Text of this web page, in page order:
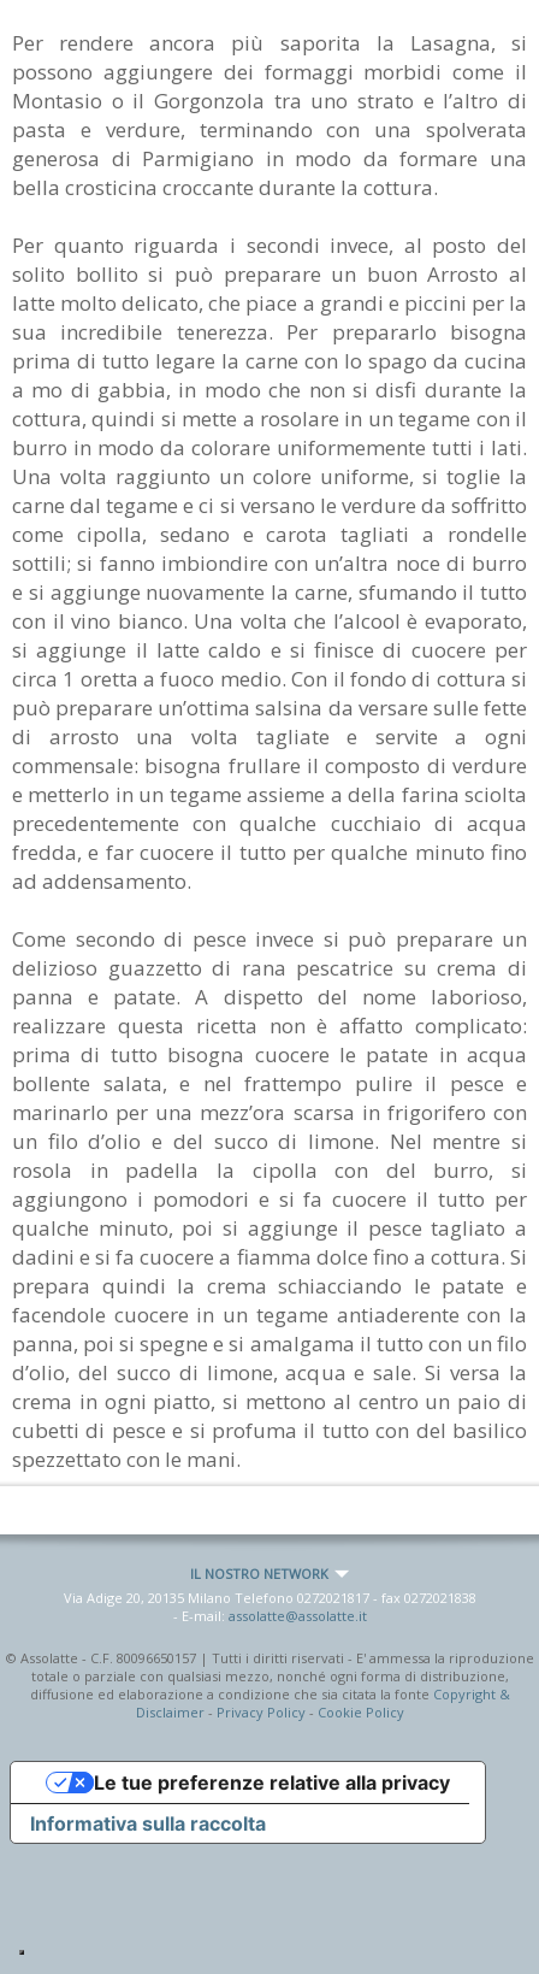
Per rendere ancora più saporita la Lasagna, si
possono aggiungere dei formaggi morbidi come il
Montasio o il Gorgonzola tra uno strato e l’altro di
pasta e verdure, terminando con una spolverata
generosa di Parmigiano in modo da formare una
bella crosticina croccante durante la cottura.
Per quanto riguarda i secondi invece, al posto del
solito bollito si può preparare un buon Arrosto al
latte molto delicato, che piace a grandi e piccini per la
sua incredibile tenerezza. Per prepararlo bisogna
prima di tutto legare la carne con lo spago da cucina
a mo di gabbia, in modo che non si disfi durante la
cottura, quindi si mette a rosolare in un tegame con il
burro in modo da colorare uniformemente tutti i lati.
Una volta raggiunto un colore uniforme, si toglie la
carne dal tegame e ci si versano le verdure da soffritto
come cipolla, sedano e carota tagliati a rondelle
sottili; si fanno imbiondire con un’altra noce di burro
e si aggiunge nuovamente la carne, sfumando il tutto
con il vino bianco. Una volta che l’alcool è evaporato,
si aggiunge il latte caldo e si finisce di cuocere per
circa 1 oretta a fuoco medio. Con il fondo di cottura si
può preparare un’ottima salsina da versare sulle fette
di arrosto una volta tagliate e servite a ogni
commensale: bisogna frullare il composto di verdure
e metterlo in un tegame assieme a della farina sciolta
precedentemente con qualche cucchiaio di acqua
fredda, e far cuocere il tutto per qualche minuto fino
ad addensamento.
Come secondo di pesce invece si può preparare un
delizioso guazzetto di rana pescatrice su crema di
panna e patate. A dispetto del nome laborioso,
realizzare questa ricetta non è affatto complicato:
prima di tutto bisogna cuocere le patate in acqua
bollente salata, e nel frattempo pulire il pesce e
marinarlo per una mezz’ora scarsa in frigorifero con
un filo d’olio e del succo di limone. Nel mentre si
rosola in padella la cipolla con del burro, si
aggiungono i pomodori e si fa cuocere il tutto per
qualche minuto, poi si aggiunge il pesce tagliato a
dadini e si fa cuocere a fiamma dolce fino a cottura. Si
prepara quindi la crema schiacciando le patate e
facendole cuocere in un tegame antiaderente con la
panna, poi si spegne e si amalgama il tutto con un filo
d’olio, del succo di limone, acqua e sale. Si versa la
crema in ogni piatto, si mettono al centro un paio di
cubetti di pesce e si profuma il tutto con del basilico
spezzettato con le mani.
IL NOSTRO NETWORK
Via Adige 20, 20135 Milano Telefono 0272021817- fax 0272021838
- E-mail: assolatte@assolatte.it
© Assolatte - C.F. 80096650157 | Tutti i diritti riservati - E' ammessa la riproduzione
totale o parziale con qualsiasi mezzo, nonché ogni forma di distribuzione,
diffusione ed elaborazione a condizione che sia citata la fonte Copyright &
Disclaimer- Privacy Policy- Cookie Policy
Informativa sulla raccolta
Le tue preferenze relative alla privacy